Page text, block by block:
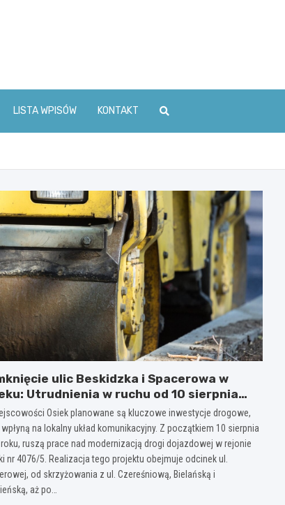
LISTA WPISÓW KONTAKT
ulic Beskidzka i Spacerowa w
Utrudnienia w ruchu od 10 sierpnia
roku Osiek planowane są kluczowe inwestycje drogowe,
na lokalny układ komunikacyjny. Z początkiem 10 sierpnia
ruszą prace nad modernizacją drogi dojazdowej w rejonie
nr 4076/5. Realizacja tego projektu obejmuje odcinek ul.
od skrzyżowania z ul. Czereśniową, Bielańską i
aż po…